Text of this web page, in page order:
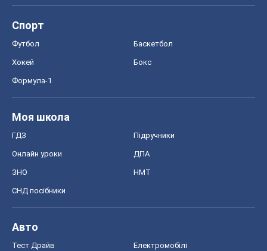
Спорт
Футбол Баскетбол
Хокей Бокс
Формула-1
Моя школа
ГДЗ Підручники
Онлайн уроки ДПА
ЗНО НМТ
СНД посібники
Авто
Тест Драйв Електромобілі